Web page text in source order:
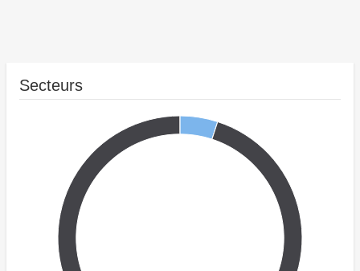
Secteurs